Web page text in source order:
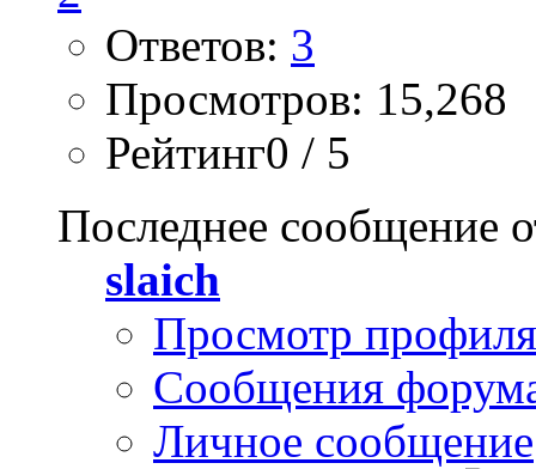
Ответов: 3
Просмотров: 15,268
Рейтинг0 / 5
Последнее сообщение
slaich
Просмотр профиля
Сообщения
Личное сообщение